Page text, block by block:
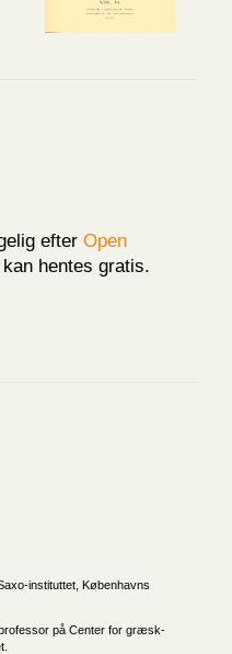
efter Open
hentes gratis.
instituttet, Københavns
på Center for græsk-